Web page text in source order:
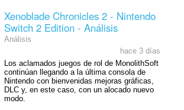
Xenoblade Chronicles 2 - Nintendo
Switch 2 Edition - Análisis
Análisis
hace 3 días
Los aclamados juegos de rol de MonolithSoft
continúan llegando a la última consola de
Nintendo con bienvenidas mejoras gráficas,
DLC y, en este caso, con un alocado nuevo
modo.